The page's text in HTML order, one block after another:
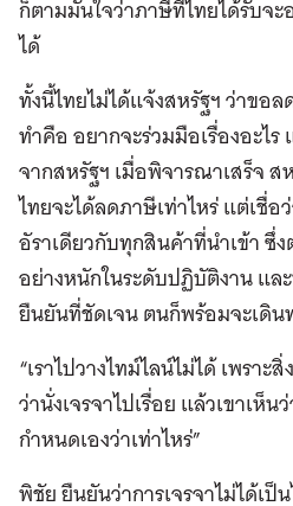
ก็ตามมั่นใจว่าภาษีที่ไทยได้รับจ
ได้
ทั้งนี้ไทยไม่ได้แจ้งสหรัฐฯ ว่าขอ
ทำคือ อยากจะร่วมมือเรื่องอะไร
จากสหรัฐฯ เมื่อพิจารณาเสร็จ
ไทยจะได้ลดภาษีเท่าไหร่ แต่เชื่อ
อัราเดียวกับทุกสินค้าที่นำเข้า ซึ่
อย่างหนักในระดับปฏิบัติงาน แล
ยืนยันที่ชัดเจน ตนก็พร้อมจะเดิน
“เราไปวางไทม์ไลน์ไม่ได้ เพราะ
ว่านั่งเจรจาไปเรื่อย แล้วเขาเห็น
กำหนดเองว่าเท่าไหร่”
พิชัย ยืนยันว่าการเจรจาไม่ได้เป็